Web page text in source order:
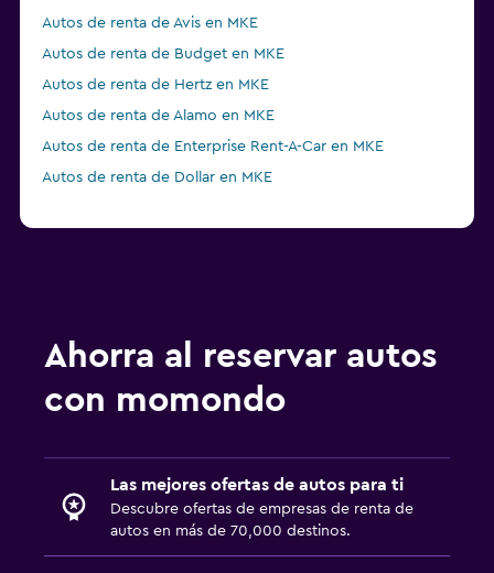
Autos de renta de Avis en MKE
Autos de renta de Budget en MKE
Autos de renta de Hertz en MKE
Autos de renta de Alamo en MKE
Autos de renta de Enterprise Rent-A-Car en MKE
Autos de renta de Dollar en MKE
Ahorra al reservar autos
con momondo
Las mejores ofertas de autos para ti
Descubre ofertas de empresas de renta de
autos en más de 70,000 destinos.